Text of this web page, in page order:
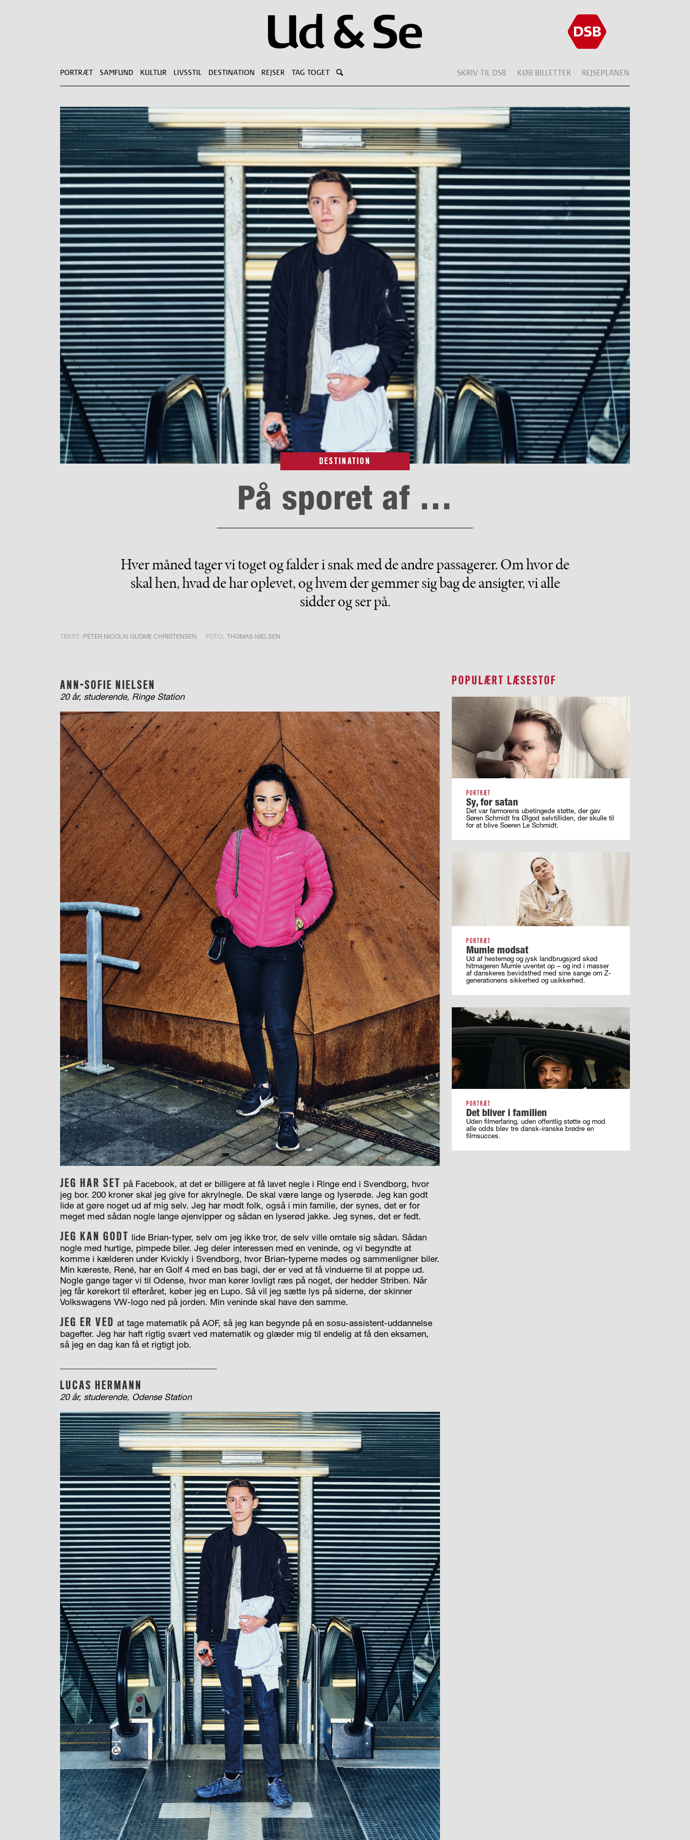
PORTRÆT SAMFUND KULTUR LIVSSTIL DESTINATION REJSER TAG TOGET SKRIV TIL DSB KØB BILLETTER REJSEPLANEN
DESTINATION
På sporet af …
Hver måned tager vi toget og falder i snak med de andre passagerer. Om hvor de
skal hen, hvad de har oplevet, og hvem der gemmer sig bag de ansigter, vi alle
sidder og ser på.
TEKST: PETER NICOLAI GUDME CHRISTENSEN FOTO: THOMAS NIELSEN
ANN-SOFIE NIELSEN
20 år, studerende, Ringe Station
JEG HAR SET på Facebook, at det er billigere at få lavet negle i Ringe end i Svendborg, hvor
jeg bor. 200 kroner skal jeg give for akrylnegle. De skal være lange og lyserøde. Jeg kan godt
lide at gøre noget ud af mig selv. Jeg har mødt folk, også i min familie, der synes, det er for
meget med sådan nogle lange øjenvipper og sådan en lyserød jakke. Jeg synes, det er fedt.
JEG KAN GODT lide Brian-typer, selv om jeg ikke tror, de selv ville omtale sig sådan. Sådan
nogle med hurtige, pimpede biler. Jeg deler interessen med en veninde, og vi begyndte at
komme i kælderen under Kvickly i Svendborg, hvor Brian-typerne mødes og sammenligner biler.
Min kæreste, René, har en Golf 4 med en bas bagi, der er ved at få vinduerne til at poppe ud.
Nogle gange tager vi til Odense, hvor man kører lovligt ræs på noget, der hedder Striben. Når
jeg får kørekort til efteråret, køber jeg en Lupo. Så vil jeg sætte lys på siderne, der skinner
Volkswagens VW-logo ned på jorden. Min veninde skal have den samme.
JEG ER VED at tage matematik på AOF, så jeg kan begynde på en sosu-assistent-uddannelse
bagefter. Jeg har haft rigtig svært ved matematik og glæder mig til endelig at få den eksamen,
så jeg en dag kan få et rigtigt job.
LUCAS HERMANN
20 år, studerende, Odense Station
POPULÆRT LÆSESTOF
PORTRÆT
Sy, for satan
Det var farmorens ubetingede støtte, der gav
Søren Schmidt fra Ølgod selvtilliden, der skulle til
for at blive Soeren Le Schmidt.
PORTRÆT
Mumle modsat
Ud af hestemøg og jysk landbrugsjord skød
hitmageren Mumle uventet op – og ind i masser
af ­danskeres bevidsthed med sine sange om ­Z-
generationens sikkerhed og usikkerhed.
PORTRÆT
Det bliver i familien
Uden filmerfaring, uden offentlig støtte og mod
alle odds blev tre dansk-iranske brødre en
filmsucces.